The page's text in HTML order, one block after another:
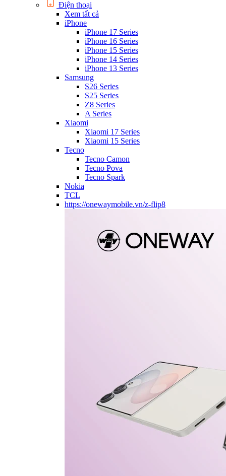
Điện thoại
Xem tất cả
iPhone
iPhone 17 Series
iPhone 16 Series
iPhone 15 Series
iPhone 14 Series
iPhone 13 Series
Samsung
S26 Series
S25 Series
Z8 Series
A Series
Xiaomi
Xiaomi 17 Series
Xiaomi 15 Series
Tecno
Tecno Camon
Tecno Pova
Tecno Spark
Nokia
TCL
https://onewaymobile.vn/z-flip8